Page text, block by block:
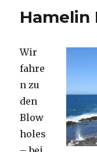
Hamelin
Wir
fahre
n zu
den
Blow
holes